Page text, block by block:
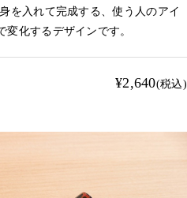
を入れて完成する、使う人のアイ
変化するデザインです。
¥2,640(税込)